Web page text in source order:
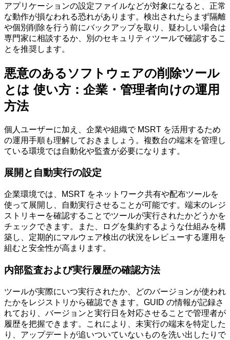
アプリケーションの設定ファイルなどが対象になると、正常
な動作が損なわれる恐れがあります。検出されたらまず隔離
や個別削除を行う前にバックアップを取り、疑わしい場合は
専門家に相談するか、別のセキュリティツールで確認するこ
とを推奨します。
悪意のあるソフトウェアの削除ツール
とは 使い方：企業・管理者向けの運用
方法
個人ユーザーに加え、企業や組織で MSRT を活用するため
の運用手順も理解しておきましょう。複数台の端末を管理し
ている環境では自動化や監査が必要になります。
展開と自動実行の設定
企業環境では、MSRT をネットワーク共有や配布ツールを
使って展開し、自動実行させることが可能です。端末のレジ
ストリキーを確認することでツールが実行されたかどうかを
チェックできます。また、ログを集約するような仕組みを構
築し、定期的にマルウェア検出の状況をレビューする運用を
組むと安全性が高まります。
内部監査および実行履歴の確認方法
ツールが実際にいつ実行されたか、どのバージョンが使われ
たかをレジストリから確認できます。GUID の情報が記録さ
れており、バージョンと実行日を対応させることで管理者が
履歴を把握できます。これにより、未実行の端末を特定した
り、アップデートが追いついていないものを洗い出したりで